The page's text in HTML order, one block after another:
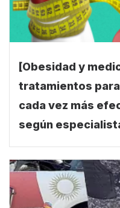
[Obesidad y
tratamientos
cada vez más
según